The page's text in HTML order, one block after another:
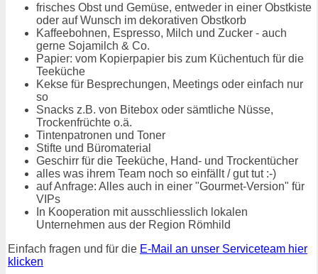
frisches Obst und Gemüse, entweder in einer Obstkiste
oder auf Wunsch im dekorativen Obstkorb
Kaffeebohnen, Espresso, Milch und Zucker - auch
gerne Sojamilch & Co.
Papier: vom Kopierpapier bis zum Küchentuch für die
Teeküche
Kekse für Besprechungen, Meetings oder einfach nur
so
Snacks z.B. von Bitebox oder sämtliche Nüsse,
Trockenfrüchte o.ä.
Tintenpatronen und Toner
Stifte und Büromaterial
Geschirr für die Teeküche, Hand- und Trockentücher
alles was ihrem Team noch so einfällt / gut tut :-)
auf Anfrage: Alles auch in einer "Gourmet-Version" für
VIPs
In Kooperation mit ausschliesslich lokalen
Unternehmen aus der Region Römhild
Einfach fragen und für die E-Mail an unser Serviceteam hier
klicken